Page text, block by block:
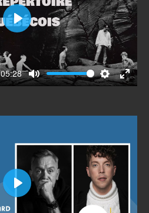
05:28
Mute SettingsEnter
Play
Play